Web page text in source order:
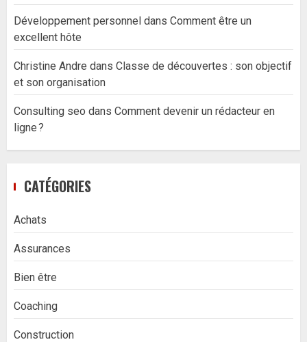
Développement personnel dans Comment être un
excellent hôte
Christine Andre dans Classe de découvertes : son objectif
et son organisation
Consulting seo dans Comment devenir un rédacteur en
ligne ?
CATÉGORIES
Achats
Assurances
Bien être
Coaching
Construction